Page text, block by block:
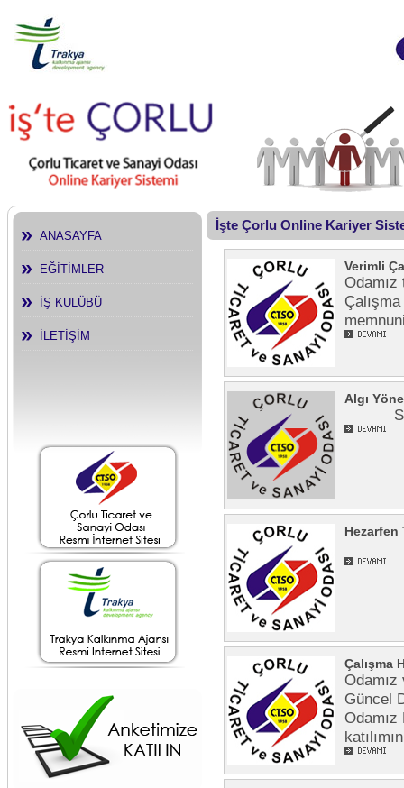
ANASAYFA
EĞİTİMLER
İŞ KULÜBÜ
İLETİŞİM
İşte Çorlu Online Kariyer
Verimli
Algı
Hezarfen
Çalışma
Odamız
Güncel